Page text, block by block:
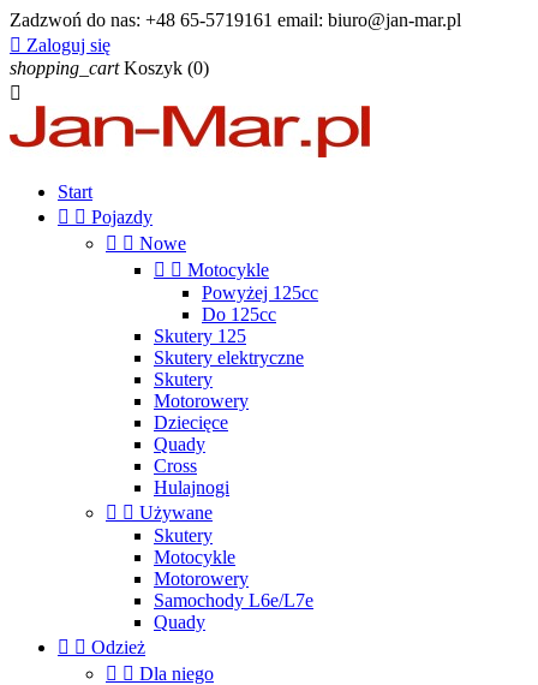
Zadzwoń do nas: +48 65-5719161 email: biuro@jan-mar.pl
 Zaloguj się
shopping_cart Koszyk (0)

Start
  Pojazdy
  Nowe
  Motocykle
Powyżej 125cc
Do 125cc
Skutery 125
Skutery elektryczne
Skutery
Motorowery
Dziecięce
Quady
Cross
Hulajnogi
  Używane
Skutery
Motocykle
Motorowery
Samochody L6e/L7e
Quady
  Odzież
  Dla niego